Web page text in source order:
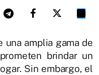
una amplia gama de
brindar un
Sin embargo, el